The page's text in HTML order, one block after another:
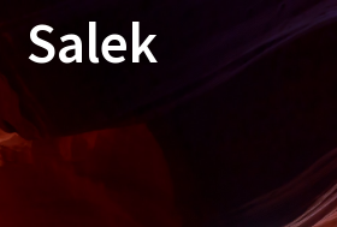
Przejdź
do
Salek